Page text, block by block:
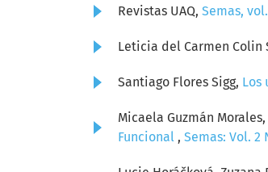
Revistas UAQ, Semas,
Leticia del Carmen Colin
Santiago Flores Sigg, Los
Micaela Guzmán Morales,
Funcional , Semas: Vol. 2